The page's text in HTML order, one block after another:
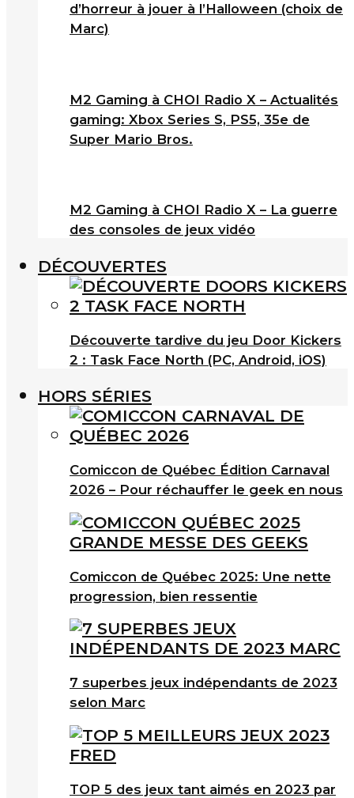
d’horreur à jouer à l’Halloween (choix de
Marc)
M2 Gaming à CHOI Radio X – Actualités
gaming: Xbox Series S, PS5, 35e de
Super Mario Bros.
M2 Gaming à CHOI Radio X – La guerre
des consoles de jeux vidéo
DÉCOUVERTES
Découverte tardive du jeu Door Kickers
2 : Task Face North (PC, Android, iOS)
HORS SÉRIES
Comiccon de Québec Édition Carnaval
2026 – Pour réchauffer le geek en nous
Comiccon de Québec 2025: Une nette
progression, bien ressentie
7 superbes jeux indépendants de 2023
selon Marc
TOP 5 des jeux tant aimés en 2023 par